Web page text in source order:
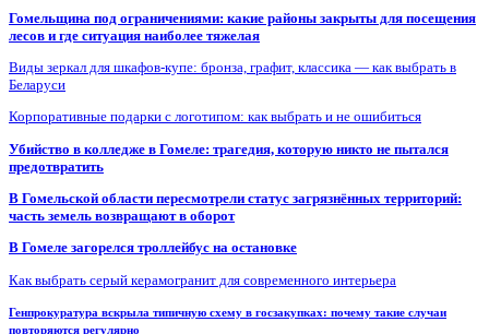
Гомельщина под ограничениями: какие районы закрыты для посещения
лесов и где ситуация наиболее тяжелая
Виды зеркал для шкафов-купе: бронза, графит, классика — как выбрать в
Беларуси
Корпоративные подарки с логотипом: как выбрать и не ошибиться
Убийство в колледже в Гомеле: трагедия, которую никто не пытался
предотвратить
В Гомельской области пересмотрели статус загрязнённых территорий:
часть земель возвращают в оборот
В Гомеле загорелся троллейбус на остановке
Как выбрать серый керамогранит для современного интерьера
Генпрокуратура вскрыла типичную схему в госзакупках: почему такие случаи
повторяются регулярно